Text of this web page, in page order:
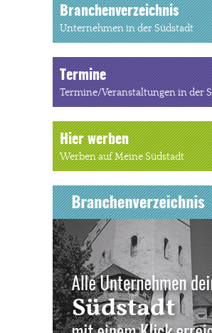
Branchenverzeichnis
Unternehmen in der Südstadt
Termine
Termine/Veranstaltungen in der
Hier werben
Werben auf Meine Südstadt